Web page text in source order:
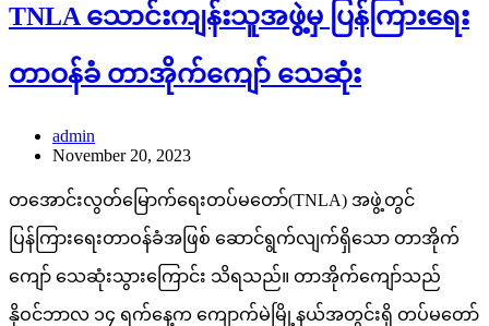
TNLA သောင်းကျန်းသူအဖွဲ့မှ ပြန်ကြားရေး
တာဝန်ခံ တာအိုက်ကျော် သေဆုံး
admin
November 20, 2023
တအောင်းလွတ်မြောက်ရေးတပ်မတော်(TNLA) အဖွဲ့တွင်
ပြန်ကြားရေးတာဝန်ခံအဖြစ် ဆောင်ရွက်လျက်ရှိသော တာအိုက်
ကျော် သေဆုံးသွားကြောင်း သိရသည်။ တာအိုက်ကျော်သည်
နိုဝင်ဘာလ ၁၄ ရက်နေ့က ကျောက်မဲမြို့နယ်အတွင်းရှိ တပ်မတော်